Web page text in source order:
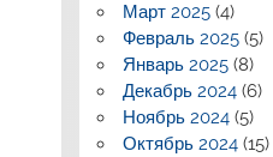
Март 2025 (4)
Февраль 2025 (5)
Январь 2025 (8)
Декабрь 2024 (6)
Ноябрь 2024 (5)
Октябрь 2024 (15)